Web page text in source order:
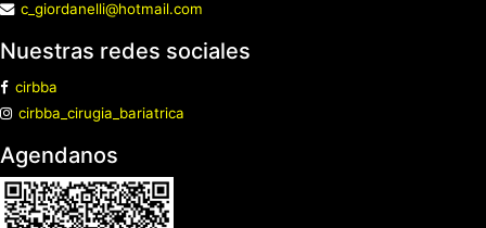
c_giordanelli@hotmail.com
Nuestras redes sociales
cirbba
cirbba_cirugia_bariatrica
Agendanos